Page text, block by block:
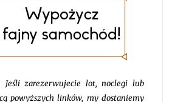
Jeśli zarezerwujecie lot, noclegi lub
powyższych linków, my dostaniemy